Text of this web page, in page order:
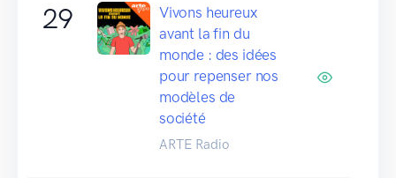
29
Vivons heureux
avant la fin du
monde : des idées
pour repenser nos
modèles de
société
ARTE Radio